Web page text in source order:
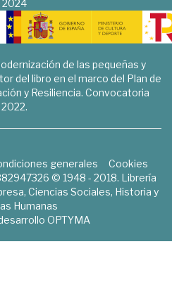
2024
de las pequeñas y
del libro en el marco del Plan de
y Resiliencia. Convocatoria
2022.
generales
Cookies
© 1948 - 2018. Librería
Ciencias Sociales, Historia y
Humanas
OPTYMA